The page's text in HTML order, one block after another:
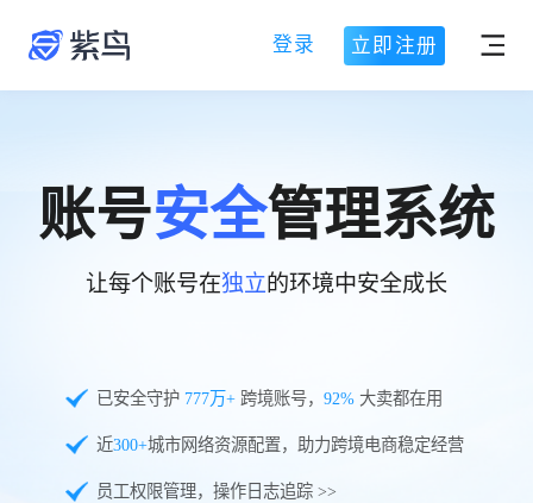
登录 立即注册
账号安全管理系统
让每个账号在独立的环境中安全成长
已安全守护 777万+ 跨境账号，92% 大卖都在用
近300+城市网络资源配置，助力跨境电商稳定经营
员工权限管理，操作日志追踪 >>